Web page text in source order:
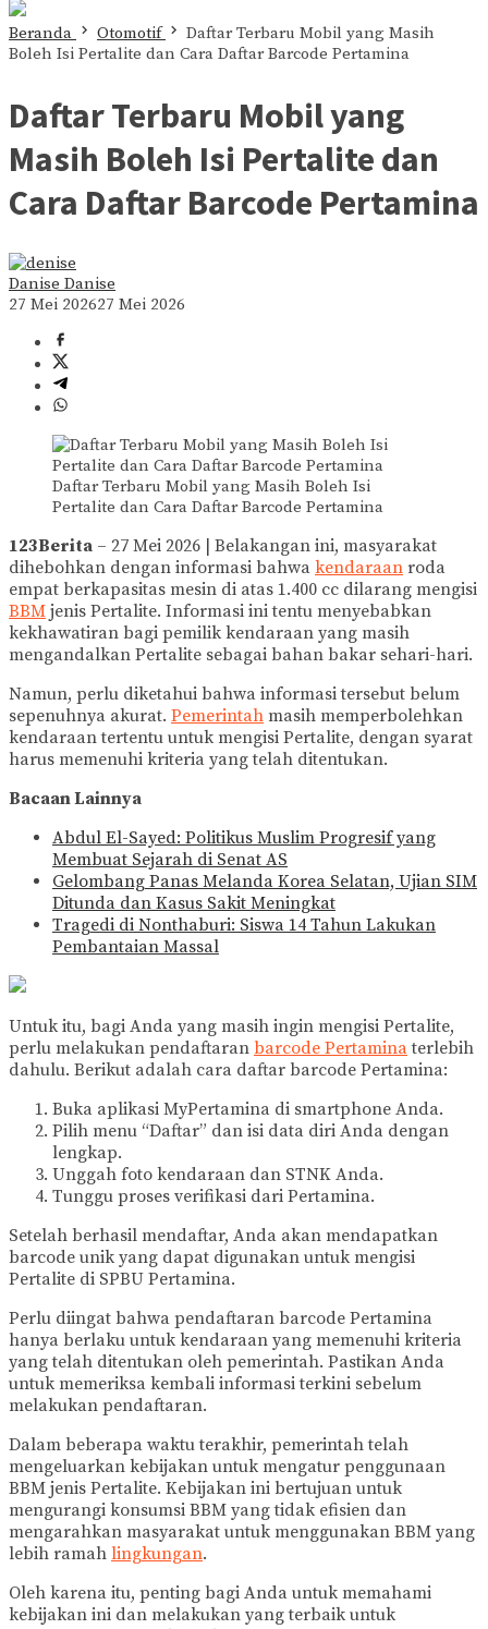
Beranda Otomotif
Daftar Terbaru Mobil yang Masih
Boleh Isi Pertalite dan Cara Daftar Barcode Pertamina
Daftar Terbaru Mobil yang
Masih Boleh Isi Pertalite dan
Cara Daftar Barcode Pertamina
Danise Danise
27 Mei 202627 Mei 2026
Daftar Terbaru Mobil yang Masih Boleh Isi
Pertalite dan Cara Daftar Barcode Pertamina
123Berita – 27 Mei 2026 | Belakangan ini, masyarakat
dihebohkan dengan informasi bahwa kendaraan roda
empat berkapasitas mesin di atas 1.400 cc dilarang mengisi
BBM jenis Pertalite. Informasi ini tentu menyebabkan
kekhawatiran bagi pemilik kendaraan yang masih
mengandalkan Pertalite sebagai bahan bakar sehari-hari.
Namun, perlu diketahui bahwa informasi tersebut belum
sepenuhnya akurat. Pemerintah masih memperbolehkan
kendaraan tertentu untuk mengisi Pertalite, dengan syarat
harus memenuhi kriteria yang telah ditentukan.
Bacaan Lainnya
Abdul El-Sayed: Politikus Muslim Progresif yang
Membuat Sejarah di Senat AS
Gelombang Panas Melanda Korea Selatan, Ujian SIM
Ditunda dan Kasus Sakit Meningkat
Tragedi di Nonthaburi: Siswa 14 Tahun Lakukan
Pembantaian Massal
Untuk itu, bagi Anda yang masih ingin mengisi Pertalite,
perlu melakukan pendaftaran barcode Pertaminaterlebih
dahulu. Berikut adalah cara daftar barcode Pertamina:
Buka aplikasi MyPertamina di smartphone Anda.
Pilih menu “Daftar” dan isi data diri Anda dengan
lengkap.
Unggah foto kendaraan dan STNK Anda.
Tunggu proses verifikasi dari Pertamina.
Setelah berhasil mendaftar, Anda akan mendapatkan
barcode unik yang dapat digunakan untuk mengisi
Pertalite di SPBU Pertamina.
Perlu diingat bahwa pendaftaran barcode Pertamina
hanya berlaku untuk kendaraan yang memenuhi kriteria
yang telah ditentukan oleh pemerintah. Pastikan Anda
untuk memeriksa kembali informasi terkini sebelum
melakukan pendaftaran.
Dalam beberapa waktu terakhir, pemerintah telah
mengeluarkan kebijakan untuk mengatur penggunaan
BBM jenis Pertalite. Kebijakan ini bertujuan untuk
mengurangi konsumsi BBM yang tidak efisien dan
mengarahkan masyarakat untuk menggunakan BBM yang
lebih ramah lingkungan.
Oleh karena itu, penting bagi Anda untuk memahami
kebijakan ini dan melakukan yang terbaik untuk